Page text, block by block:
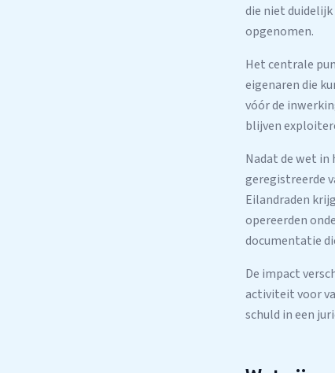
die niet
opgenomen.
Het centrale
eigenaren die
vóór de
blijven
Nadat de wet
geregistreerde
Eilandraden
opereerden
documentatie
De impact
activiteit voor
schuld in een